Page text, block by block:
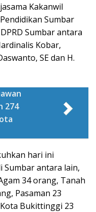
Kakanwil
Sumbar
Sumbar antara
Kobar,
SE dan H.
274
hari ini
Sumbar antara lain,
34 orang, Tanah
Pasaman 23
Bukittinggi 23